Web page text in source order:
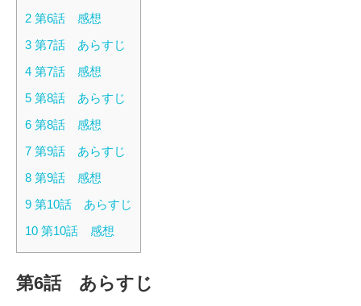
2 第6話 感想
3 第7話 あらすじ
4 第7話 感想
5 第8話 あらすじ
6 第8話 感想
7 第9話 あらすじ
8 第9話 感想
9 第10話 あらすじ
10 第10話 感想
第6話 あらすじ